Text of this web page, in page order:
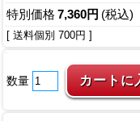
特別価格 7,360円 (税込)
[ 送料個別 700円 ]
数量